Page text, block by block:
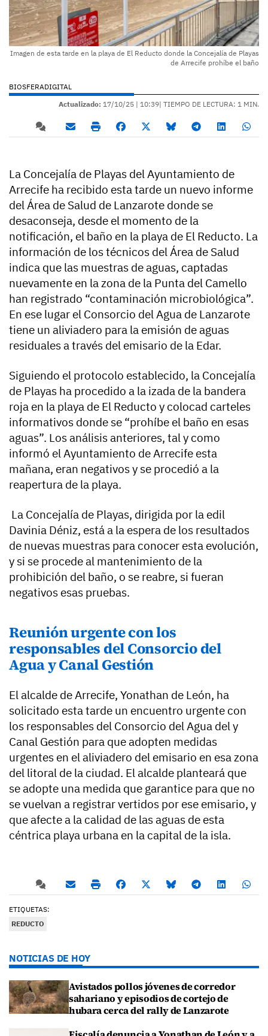
Imagen de esta tarde en la playa de El Reducto donde la Concejalía de Playas
de Arrecife prohíbe el baño
BIOSFERADIGITAL
Actualizado: 17/10/25 | 10:39| TIEMPO DE LECTURA: 1 MIN.
La Concejalía de Playas del Ayuntamiento de
Arrecife ha recibido esta tarde un nuevo informe
del Área de Salud de Lanzarote donde se
desaconseja, desde el momento de la
notificación, el baño en la playa de El Reducto. La
información de los técnicos del Área de Salud
indica que las muestras de aguas, captadas
nuevamente en la zona de la Punta del Camello
han registrado “contaminación microbiológica”.
En ese lugar el Consorcio del Agua de Lanzarote
tiene un aliviadero para la emisión de aguas
residuales a través del emisario de la Edar.
Siguiendo el protocolo establecido, la Concejalía
de Playas ha procedido a la izada de la bandera
roja en la playa de El Reducto y colocad carteles
informativos donde se “prohíbe el baño en esas
aguas”. Los análisis anteriores, tal y como
informó el Ayuntamiento de Arrecife esta
mañana, eran negativos y se procedió a la
reapertura de la playa.
La Concejalía de Playas, dirigida por la edil
Davinia Déniz, está a la espera de los resultados
de nuevas muestras para conocer esta evolución,
y si se procede al mantenimiento de la
prohibición del baño, o se reabre, si fueran
negativos esas pruebas.
Reunión urgente con los
responsables del Consorcio del
Agua y Canal Gestión
El alcalde de Arrecife, Yonathan de León, ha
solicitado esta tarde un encuentro urgente con
los responsables del Consorcio del Agua del y
Canal Gestión para que adopten medidas
urgentes en el aliviadero del emisario en esa zona
del litoral de la ciudad. El alcalde planteará que
se adopte una medida que garantice para que no
se vuelvan a registrar vertidos por ese emisario, y
que afecte a la calidad de las aguas de esta
céntrica playa urbana en la capital de la isla.
ETIQUETAS:
REDUCTO
NOTICIAS DE HOY
Avistados pollos jóvenes de corredor
sahariano y episodios de cortejo de
hubara cerca del rally de Lanzarote